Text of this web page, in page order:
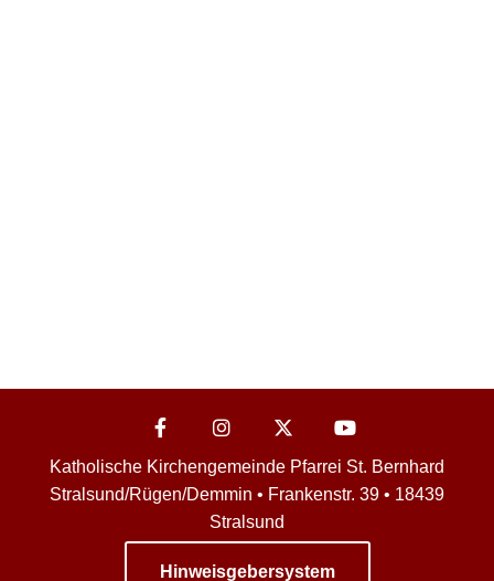
Katholische Kirchengemeinde Pfarrei St. Bernhard
Stralsund/Rügen/Demmin • Frankenstr. 39 • 18439
Stralsund
Hinweisgebersystem